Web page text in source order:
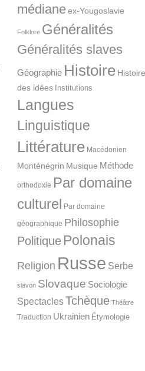
médianeex-Yougoslavie
Folklore Généralités
Généralités slaves
Géographie Histoire Histoire
des idées Institutions
Langues
Linguistique
Littérature Macédonien
Monténégrin Musique Méthode
orthodoxie Par domaine
culturel Par domaine
géographique Philosophie
Politique Polonais
Religion Russe Serbe
slavon Slovaque Sociologie
SpectaclesTchèque Théâtre
Traduction Ukrainien Étymologie